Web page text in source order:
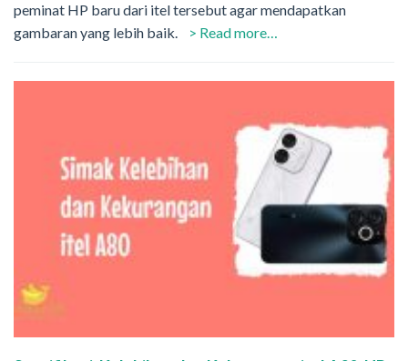
peminat HP baru dari itel tersebut agar mendapatkan
gambaran yang lebih baik.
> Read more…